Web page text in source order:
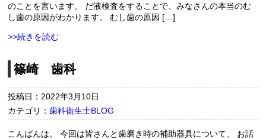
のことを言います。 だ液検査をすることで、みなさんの本当のむ
し歯の原因がわかります。 むし歯の原因 […]
>>続きを読む
篠崎 歯科
投稿日：2022年3月10日
カテゴリ：歯科衛生士BLOG
こんばんは。 今回は皆さんと歯磨き時の補助器具について、 お話